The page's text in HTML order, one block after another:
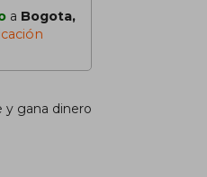
a Bogota,
y gana dinero